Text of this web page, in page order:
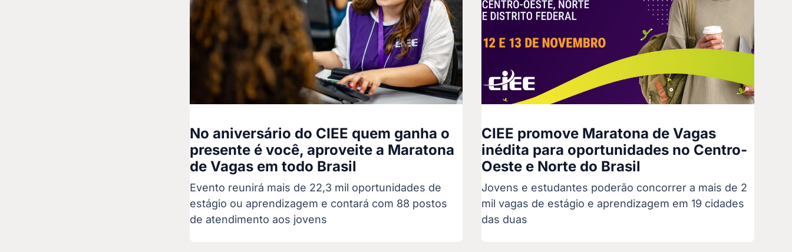
No aniversário do CIEE quem ganha o
presente é você, aproveite a Maratona
de Vagas em todo Brasil
Evento reunirá mais de 22,3 mil oportunidades de
estágio ou aprendizagem e contará com 88 postos
de atendimento aos jovens
CIEE promove Maratona de Vagas
inédita para oportunidades no Centro-
Oeste e Norte do Brasil
Jovens e estudantes poderão concorrer a mais de 2
mil vagas de estágio e aprendizagem em 19 cidades
das duas